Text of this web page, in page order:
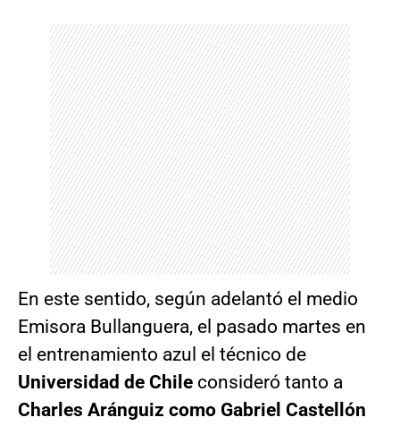
En este sentido, según adelantó el medio
Emisora Bullanguera, el pasado martes en
el entrenamiento azul el técnico de
Universidad de Chile consideró tanto a
Charles Aránguiz como Gabriel Castellón